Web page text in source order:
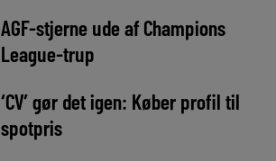
AGF-stjerne ude af Champions
League-trup
‘CV’ gør det igen: Køber profil til
spotpris